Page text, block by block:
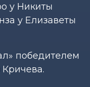
у Никиты
у Елизаветы
победителем